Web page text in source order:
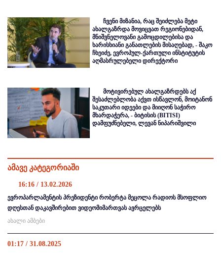
ჩვენი მიზანია, რაც შეიძლება მეტი
ახალგაზრდა მოვიცვათ რეგიონებიდან,
მნიშვნელოვანი გამოცდილებისა და
ხარისხიანი განათლების მისაღებად, - შაკო
ჩხეიძე, ევროპულ-ქართული ინსტიტუტის
აღმასრულებელი დირექტორი
მოტივირებულ ახალგაზრდებს აქ
შესაძლებლობა აქვთ ისწავლონ, მოიტანონ
საკუთარი იდეები და მიიღონ საჭირო
მხარდაჭერა, - ბიტისის (BITISI)
დამფუძნებელი, ლევან ნიპარიშვილი
ამავე კატეგორიაში
16:16 / 13.02.2026
ევროპარლამენტის პრეზიდენტი რობერტა მეცოლა რადიოს მსოფლიო
დღესთან დაკავშირებით ვიდეომიმართვას ავრცელებს
ახალი ამბები
01:17 / 31.08.2025